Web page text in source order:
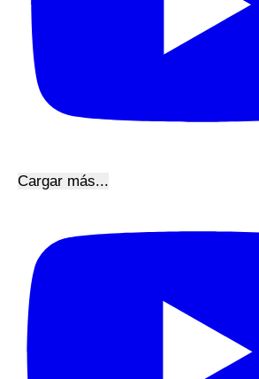
Cargar más...